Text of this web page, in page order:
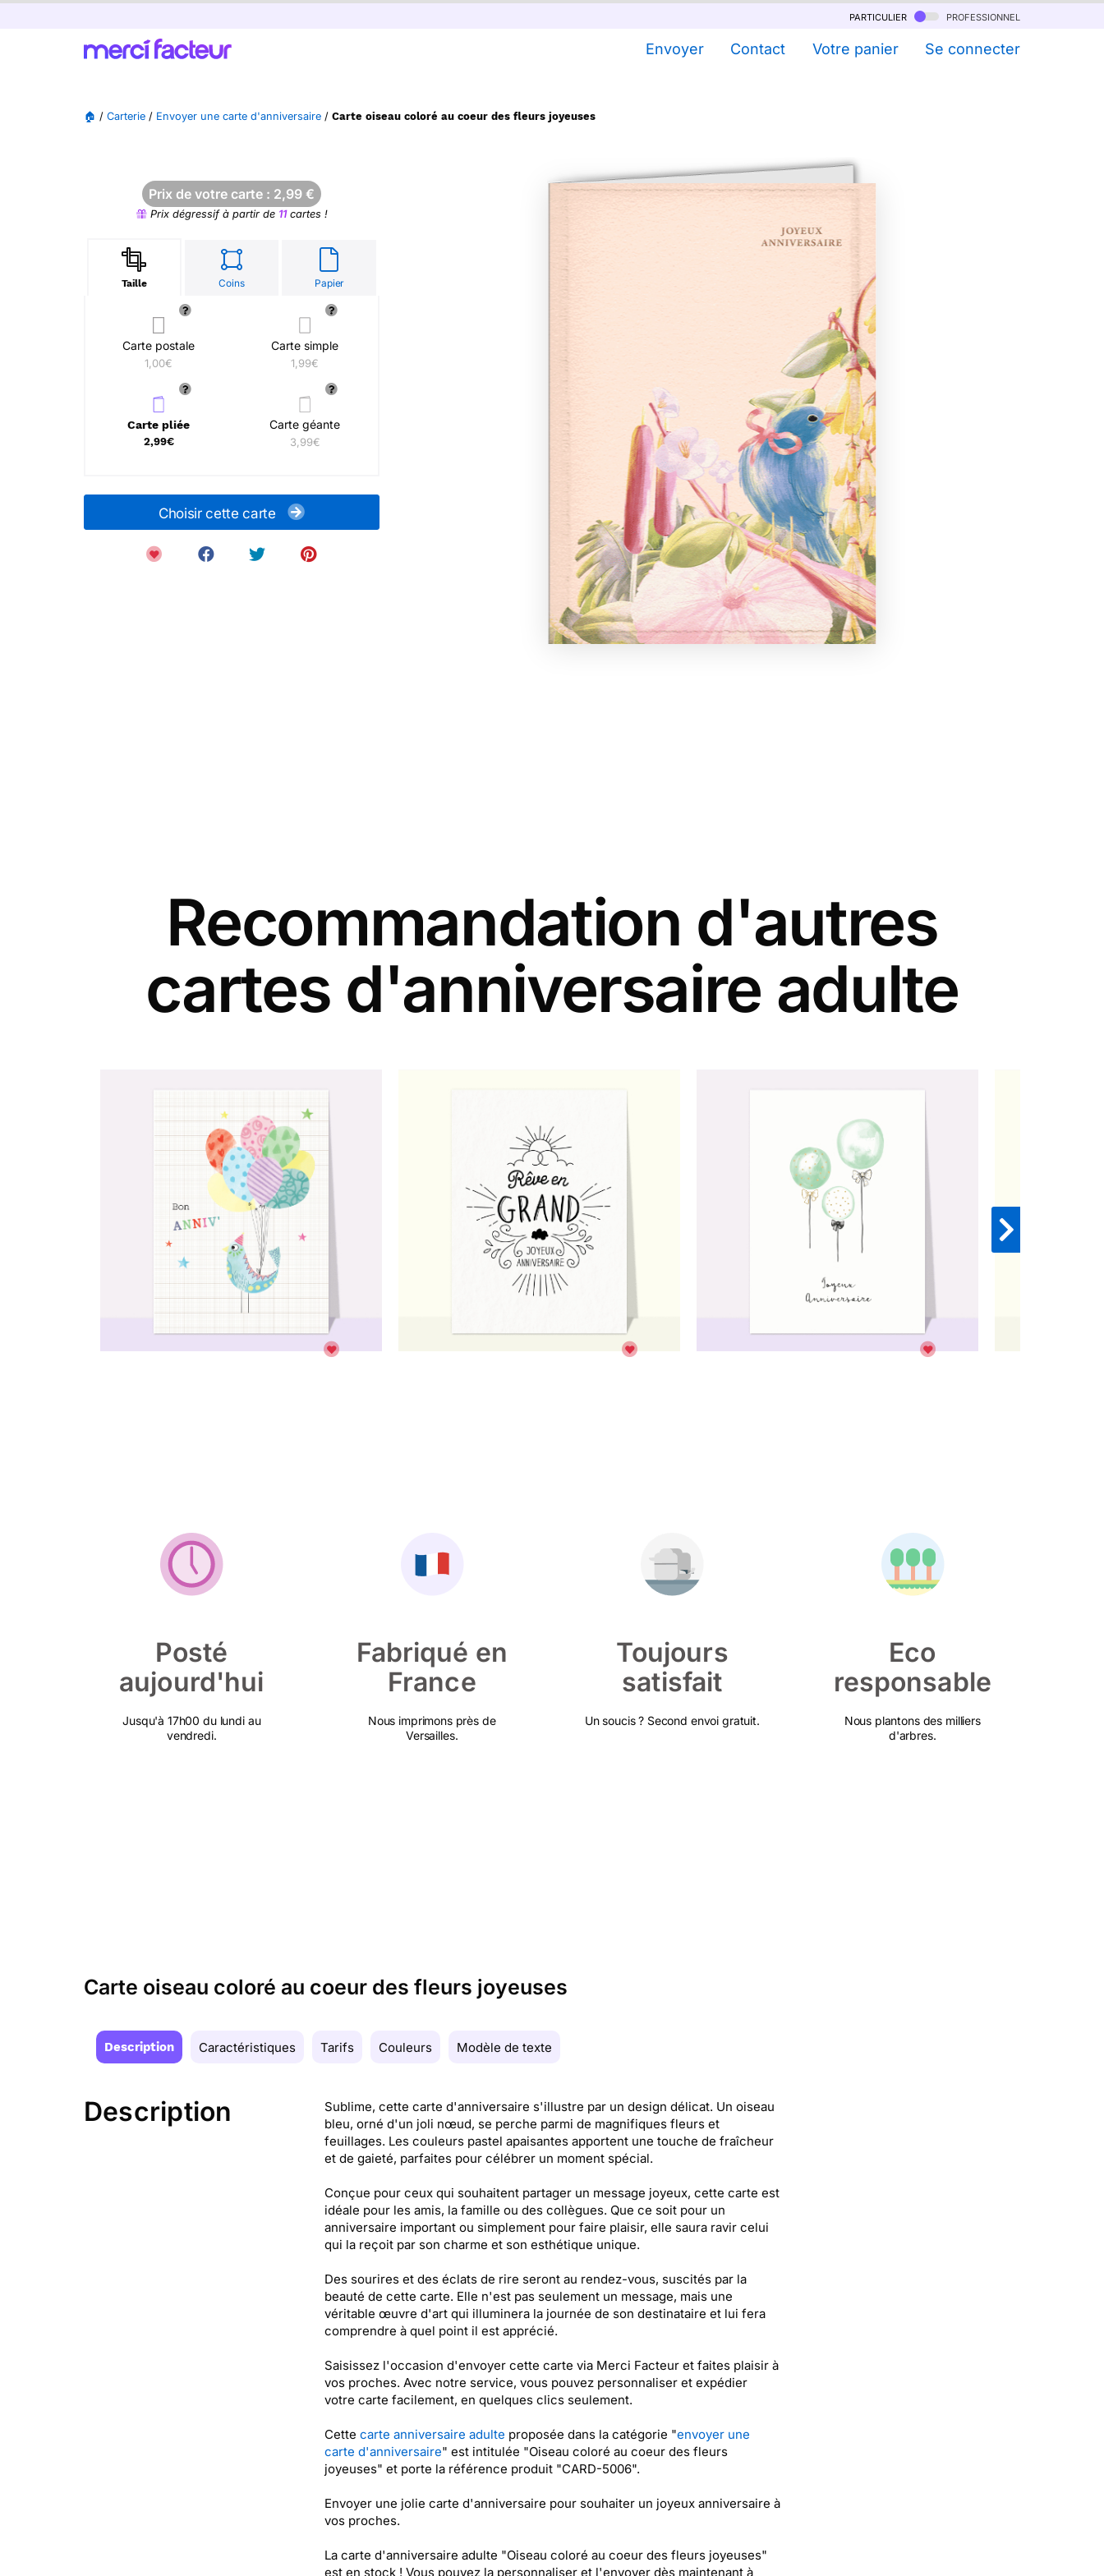
particulier professionnel
Envoyer Contact Votre panier Se connecter
🏠 / Carterie / Envoyer une carte d'anniversaire / Carte oiseau coloré au coeur des fleurs joyeuses
Prix de votre carte : 2,99 €
Prix dégressif à partir de 11cartes !
Taille Coins Papier
Carte postale
1,00€
Carte simple
1,99€
Carte pliée
2,99€
Carte géante
3,99€
Choisir cette carte
Recommandation d'autres
cartes d'anniversaire adulte
Posté
aujourd'hui
Jusqu'à 17h00 du lundi au
vendredi.
Fabriqué en
France
Nous imprimons près de
Versailles.
Toujours
satisfait
Un soucis ? Second envoi gratuit.
Eco
responsable
Nous plantons des milliers
d'arbres.
Carte oiseau coloré au coeur des fleurs joyeuses
Description Caractéristiques Tarifs Couleurs Modèle de texte
Description
Sublime, cette carte d'anniversaire s'illustre par un design délicat. Un oiseau
bleu, orné d'un joli nœud, se perche parmi de magnifiques fleurs et
feuillages. Les couleurs pastel apaisantes apportent une touche de fraîcheur
et de gaieté, parfaites pour célébrer un moment spécial.
Conçue pour ceux qui souhaitent partager un message joyeux, cette carte est
idéale pour les amis, la famille ou des collègues. Que ce soit pour un
anniversaire important ou simplement pour faire plaisir, elle saura ravir celui
qui la reçoit par son charme et son esthétique unique.
Des sourires et des éclats de rire seront au rendez-vous, suscités par la
beauté de cette carte. Elle n'est pas seulement un message, mais une
véritable œuvre d'art qui illuminera la journée de son destinataire et lui fera
comprendre à quel point il est apprécié.
Saisissez l'occasion d'envoyer cette carte via Merci Facteur et faites plaisir à
vos proches. Avec notre service, vous pouvez personnaliser et expédier
votre carte facilement, en quelques clics seulement.
Cette carte anniversaire adulte proposée dans la catégorie "envoyer une
carte d'anniversaire" est intitulée "Oiseau coloré au coeur des fleurs
joyeuses" et porte la référence produit "CARD-5006".
Envoyer une jolie carte d'anniversaire pour souhaiter un joyeux anniversaire à
vos proches.
La carte d'anniversaire adulte "Oiseau coloré au coeur des fleurs joyeuses"
est en stock ! Vous pouvez la personnaliser et l'envoyer dès maintenant à